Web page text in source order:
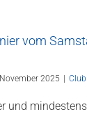
vom
2025
und